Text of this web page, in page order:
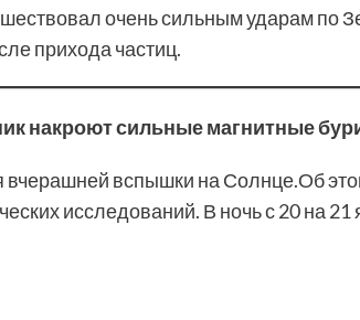
очень сильным ударам по
прихода частиц.
накроют сильные магнитные
вчерашней вспышки на Солнце.Об
исследований. В ночь с 20 на